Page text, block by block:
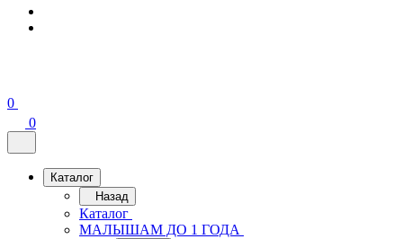
0
0
Каталог
Назад
Каталог
МАЛЫШАМ ДО 1 ГОДА